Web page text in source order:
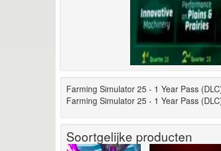
Farming Simulator 25 - 1 Year Pass
Farming Simulator 25 - 1 Year Pass
Soortgelijke producten